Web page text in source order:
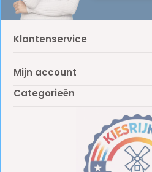
Klantenservice
Mijn account
Categorieën